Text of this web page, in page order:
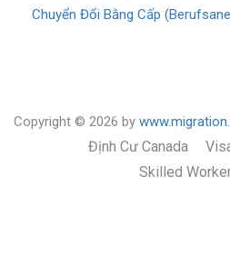
Chuyển Đổi Bằng Cấp
Copyright © 2026 by
Định Cư Canada
Skilled